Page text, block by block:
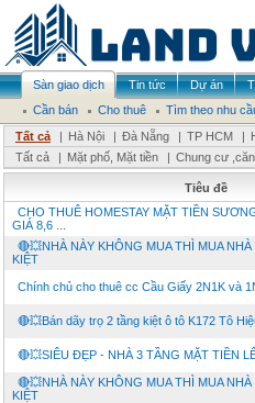
Sàn giao dịch Tin tức Dự án
Cần bán
Cho thuê
Tìm theo nhu
Tất cả
| Hà Nội | Đà Nẵng | TP HCM |
Tất cả
| Mặt phố, Mặt tiền | Chung cư
Tiêu đề
CHO THUÊ HOMESTAY MẶT TIỀN
GIÁ 8,6 ...
🔴💥NHÀ NÀY KHÔNG MUA THÌ MUA
KIỆT
Chính chủ cho thuê cc Cầu Giấy 2N1K và
🔴💥Bán dãy trọ 2 tầng kiệt ô tô K172 Tô
🔴💥SIÊU ĐẸP - NHÀ 3 TẦNG MẶT TIỀN
🔴💥NHÀ NÀY KHÔNG MUA THÌ MUA
KIỆT